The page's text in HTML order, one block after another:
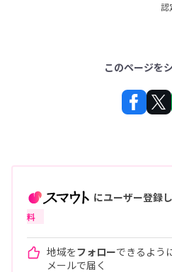
認
このページを
にユーザー登録
料
地域をフォローできるよう
メールで届く